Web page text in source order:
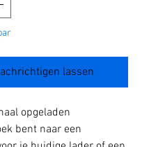
lassen
opgeladen
bent naar een